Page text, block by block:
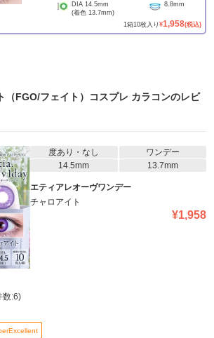
DIA 14.5mm
(着色 13.7mm)
8.8mm
1箱10枚入り ¥1,958(税込)
（FGO/フェイト）コスプレ カラコンのレビ
度あり・なし
ワンデー
14.5mm
13.7mm
エティアレオーヴワンデー
チャロアイト
¥1,958
数:6)